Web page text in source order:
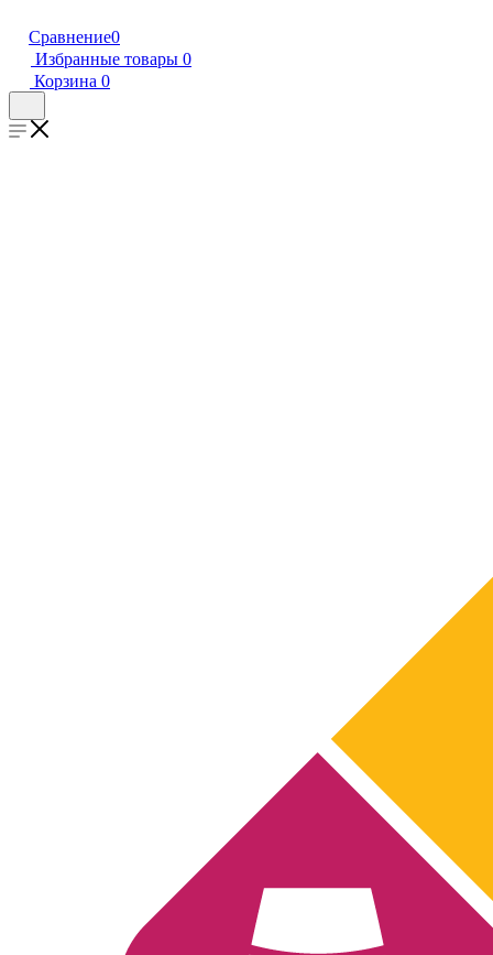
Сравнение0
Избранные товары 0
Корзина 0